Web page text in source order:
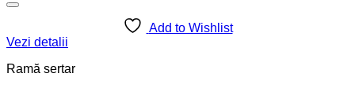
Add to Wishlist
Vezi detalii
Ramă sertar